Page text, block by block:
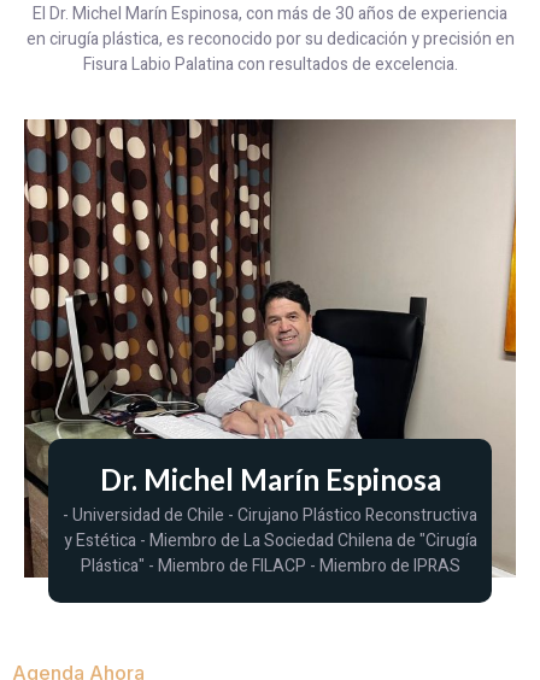
El Dr. Michel Marín Espinosa, con más de 30 años de experiencia
en cirugía plástica, es reconocido por su dedicación y precisión en
Fisura Labio Palatina con resultados de excelencia.
Dr. Michel Marín Espinosa
- Universidad de Chile - Cirujano Plástico Reconstructiva
y Estética - Miembro de La Sociedad Chilena de "Cirugía
Plástica" - Miembro de FILACP - Miembro de IPRAS
Agenda Ahora